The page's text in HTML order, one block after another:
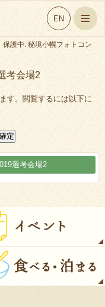
EN
保護中: 秘境小幌フォトコン
2019選考会場2
考会場2
す。閲覧するには以下に
選考会場2